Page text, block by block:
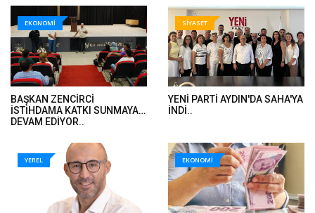
EKONOMİ
BAŞKAN ZENCİRCİ
İSTİHDAMA KATKI SUNMAYA
DEVAM EDİYOR..
SİYASET
YENİ PARTİ AYDIN'DA SAHA'YA
İNDİ..
YEREL EKONOMİ